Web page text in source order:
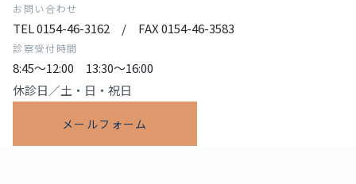
お問い合わせ
TEL 0154-46-3162 / FAX 0154-46-3583
診察受付時間
8:45〜12:00 13:30〜16:00
休診日／土・日・祝日
メールフォーム